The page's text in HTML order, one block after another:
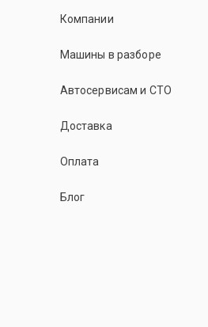
Компании
Машины в разборе
Автосервисам и СТО
Доставка
Оплата
Блог